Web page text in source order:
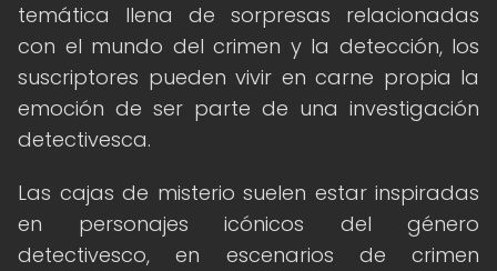
temática llena de sorpresas relacionadas
con el mundo del crimen y la detección, los
suscriptores pueden vivir en carne propia la
emoción de ser parte de una investigación
detectivesca.
Las cajas de misterio suelen estar inspiradas
en personajes icónicos del género
detectivesco, en escenarios de crimen